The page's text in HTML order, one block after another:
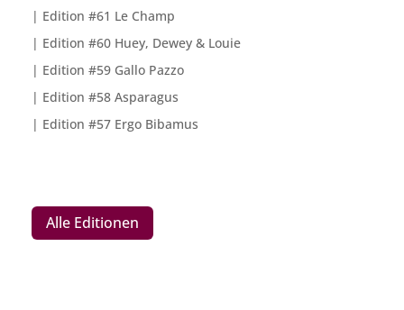
Edition #61 Le Champ
Edition #60 Huey, Dewey & Louie
Edition #59 Gallo Pazzo
Edition #58 Asparagus
Edition #57 Ergo Bibamus
Alle Editionen